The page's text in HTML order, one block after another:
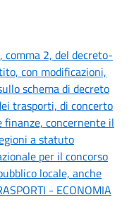
comma 2, del decreto-
con modificazioni,
schema di decreto
trasporti, di concerto
finanze, concernente il
a statuto
per il concorso
locale, anche
- ECONOMIA